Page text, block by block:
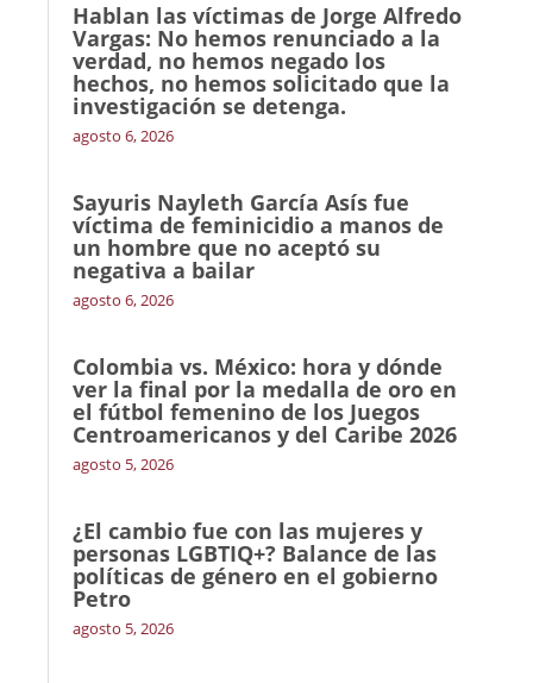
Hablan las víctimas de Jorge Alfredo
Vargas: No hemos renunciado a la
verdad, no hemos negado los
hechos, no hemos solicitado que la
investigación se detenga.
agosto 6, 2026
Sayuris Nayleth García Asís fue
víctima de feminicidio a manos de
un hombre que no aceptó su
negativa a bailar
agosto 6, 2026
Colombia vs. México: hora y dónde
ver la final por la medalla de oro en
el fútbol femenino de los Juegos
Centroamericanos y del Caribe 2026
agosto 5, 2026
¿El cambio fue con las mujeres y
personas LGBTIQ+? Balance de las
políticas de género en el gobierno
Petro
agosto 5, 2026